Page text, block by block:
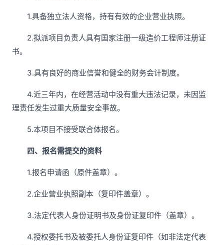
1.具备独立法人资格，持有有效的企业营业执照。
2.拟派项目负责人具有国家注册一级造价工程师注册证
书。
3.具有良好的商业信誉和健全的财务会计制度。
4.近三年内，在经营活动中没有重大违法记录，未因监
理责任发生过重大质量安全事故。
5.本项目不接受联合体报名。
四、报名需提交的资料
1.报名申请函（原件盖章）。
2.企业营业执照副本（复印件盖章）。
3.法定代表人身份证明书及身份证复印件（盖章）。
4.授权委托书及被委托人身份证复印件（如非法定代表